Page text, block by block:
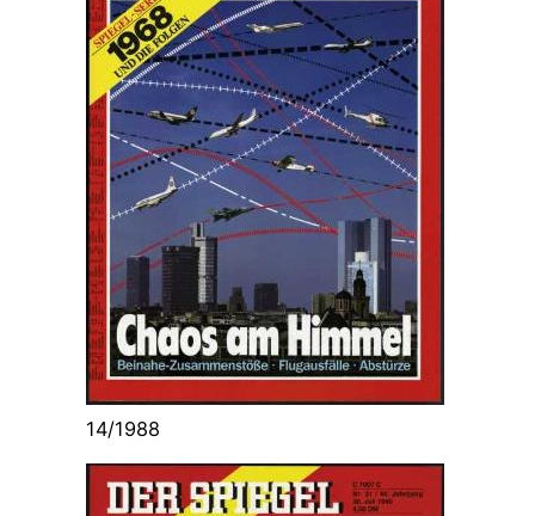
14/1988